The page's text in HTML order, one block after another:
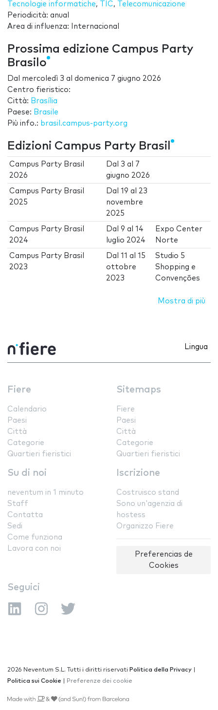
Tecnologie informatiche, TIC,
Telecomunicazione
Periodicità: anual
Area di influenza: Internacional
Prossima edizione Campus Party
Brasilo
Dal mercoledì 3 al domenica 7 giugno 2026
Centro fieristico:
Città: Brasília
Paese: Brasile
Più info.: brasil.campus-party.org
Edizioni Campus Party Brasil
Campus Party Brasil
2026
Dal 3 al
7
giugno 2026
Campus Party Brasil
2025
Dal19 al 23
novembre
2025
Campus Party Brasil
2024
Dal9 al14
luglio 2024
Expo Center
Norte
Campus Party Brasil
2023
Dal11 al15
ottobre
2023
Studio 5
Shopping e
Convenções
Mostra di più
Lingua
Fiere
Calendario
Paesi
Città
Categorie
Quartieri fieristici
Sitemaps
Fiere
Paesi
Città
Categorie
Quartieri fieristici
Su di noi
neventum in 1 minuto
Staff
Contatta
Sedi
Come funziona
Lavora con noi
Iscrizione
Costruisco stand
Sono un'agenzia di
hostess
Organizzo Fiere
Preferencias de
Cookies
Seguici
2026 Neventum S.L. Tutti i diritti riservati Politica della Privacy
Politica sui Cookie
Preferenze dei cookie